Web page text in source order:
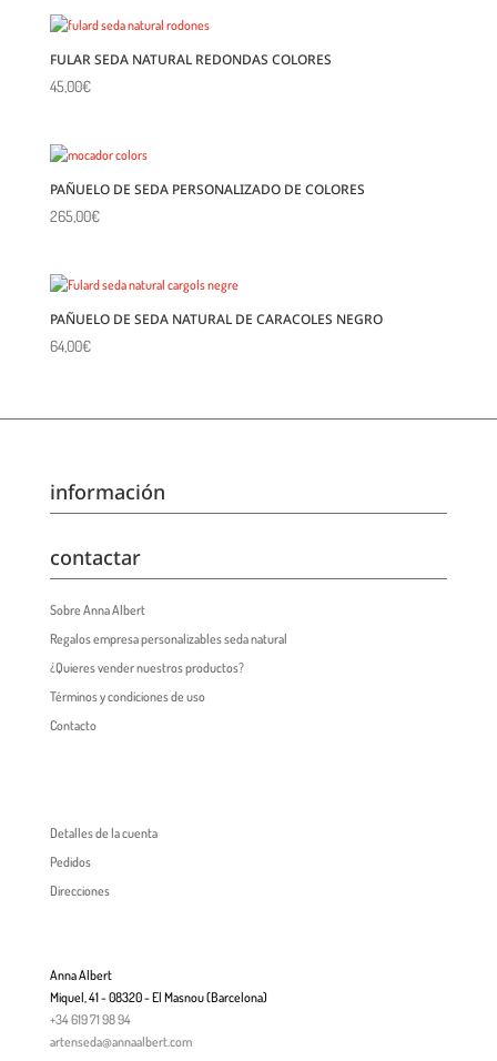
FULAR SEDA NATURAL REDONDAS COLORES
45,00€
PAÑUELO DE SEDA PERSONALIZADO DE COLORES
265,00€
PAÑUELO DE SEDA NATURAL DE CARACOLES NEGRO
64,00€
información
contactar
Sobre Anna Albert
Regalos empresa personalizables seda natural
¿Quieres vender nuestros productos?
Términos y condiciones de uso
Contacto
Detalles de la cuenta
Pedidos
Direcciones
Anna Albert
Miquel, 41 - 08320 - El Masnou (Barcelona)
+34 619 71 98 94
artenseda@annaalbert.com